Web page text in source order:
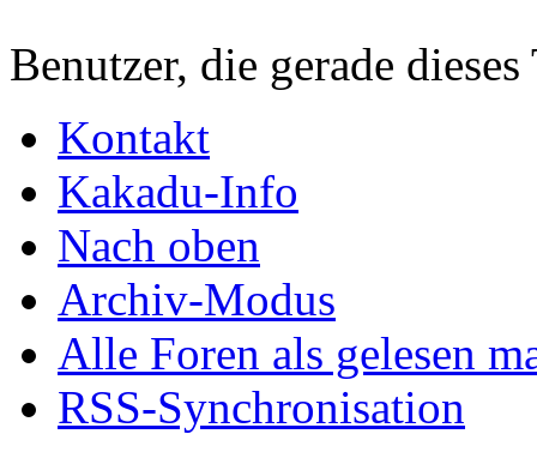
Benutzer, die gerade
Kontakt
Kakadu-Info
Nach oben
Archiv-Modus
Alle Foren als gelesen
RSS-Synchronisation